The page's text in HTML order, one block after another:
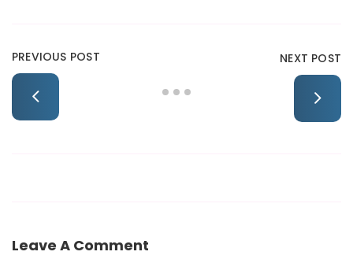
PREVIOUS POST NEXT POST
Leave A Comment